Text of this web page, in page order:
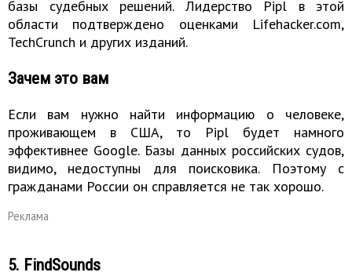
базы судебных решений. Лидерство Pipl в этой
области подтверждено оценками Lifehacker.com,
TechCrunch и других изданий.
Зачем это вам
Если вам нужно найти информацию о человеке,
проживающем в США, то Pipl будет намного
эффективнее Google. Базы данных российских судов,
видимо, недоступны для поисковика. Поэтому с
гражданами России он справляется не так хорошо.
Реклама
5. FindSounds